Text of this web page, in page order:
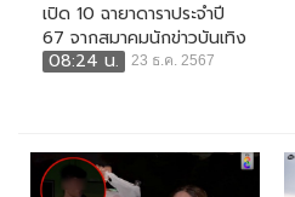
เปิด 10 ฉายาดาราประจำปี
67 จากสมาคมนักข่าวบันเทิง
08:24 น.
23 ธ.ค. 2567